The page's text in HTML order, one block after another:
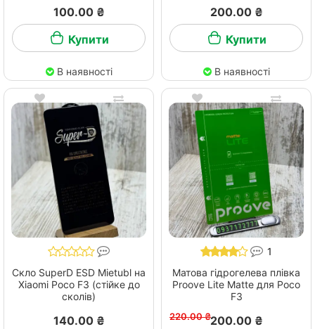
100.00 ₴
Купити
В наявності
200.00 ₴
Купити
В наявності
Скло SuperD ESD Mietubl на
Xiaomi Poco F3 (стійке до
сколів)
140.00 ₴
1
Матова гідрогелева плівка
Proove Lite Matte для Poco
F3
220.00 ₴200.00 ₴